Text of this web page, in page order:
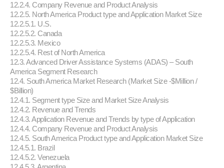
12.2.4. Company Revenue and Product Analysis
12.2.5. North America Product type and Application Market Size
12.2.5.1. U.S.
12.2.5.2. Canada
12.2.5.3. Mexico
12.2.5.4. Rest of North America
12.3. Advanced Driver Assistance Systems (ADAS) – South
America Segment Research
12.4. South America Market Research (Market Size -$Million /
$Billion)
12.4.1. Segment type Size and Market Size Analysis
12.4.2. Revenue and Trends
12.4.3. Application Revenue and Trends by type of Application
12.4.4. Company Revenue and Product Analysis
12.4.5. South America Product type and Application Market Size
12.4.5.1. Brazil
12.4.5.2. Venezuela